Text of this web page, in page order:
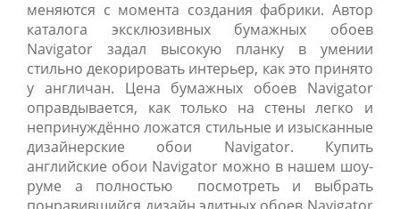
меняются с момента создания фабрики. Автор
каталога эксклюзивных бумажных обоев
Navigator задал высокую планку в умении
стильно декорировать интерьер, как это принято
у англичан. Цена бумажных обоев Navigator
оправдывается, как только на стены легко и
непринуждённо ложатся стильные и изысканные
дизайнерские обои Navigator. Купить
английские обои Navigator можно в нашем шоу-
руме а полностью посмотреть и выбрать